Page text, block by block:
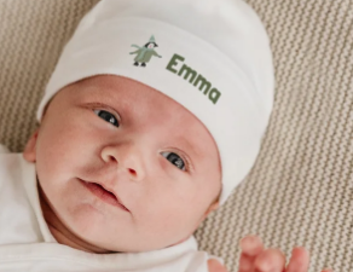
auf +15.000 Bewertungen)
begeistern. Kunden bewerten uns mit
(Gesamtergebnis aller Länder, in